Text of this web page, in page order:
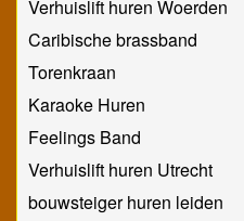
Verhuislift huren Woerden
Caribische brassband
Torenkraan
Karaoke Huren
Feelings Band
Verhuislift huren Utrecht
bouwsteiger huren leiden